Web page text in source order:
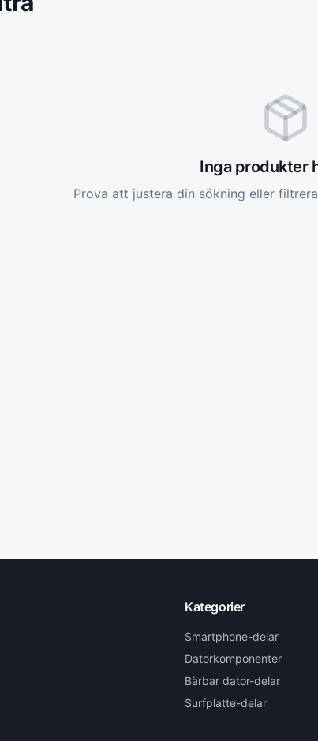
Inga produkter
Prova att justera din sökning eller
Kategorier
Smartphone-delar
Datorkomponenter
Bärbar dator-delar
Surfplatte-delar